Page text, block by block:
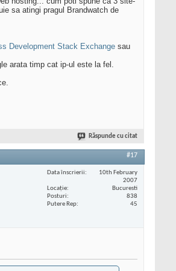
sa atingi pragul Brandwatch de
Development Stack Exchange sau
arata timp cat ip-ul este la fel.
Răspunde cu citat
#17
Data înscrierii
10th February
2007
Locaţie
Bucuresti
Posturi
838
Putere Rep
45